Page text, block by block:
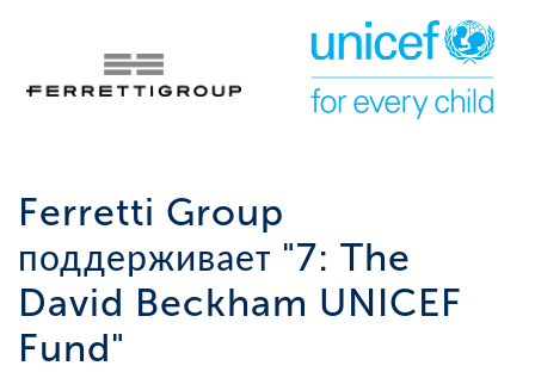
Ferretti Group
поддерживает "7: The
David Beckham UNICEF
Fund"